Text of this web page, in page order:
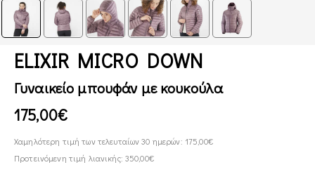
ELIXIR MICRO DOWN
Γυναικείο μπουφάν με κουκούλα
175,00€
Χαμηλότερη τιμή των τελευταίων 30 ημερών: 175,00€
Προτεινόμενη τιμή λιανικής: 350,00€